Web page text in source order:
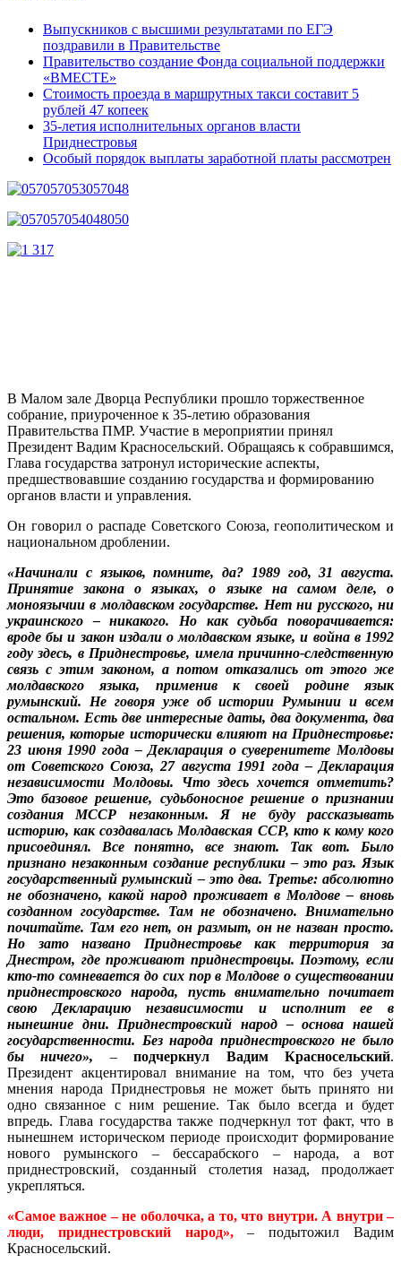
Выпускников с высшими результатами по ЕГЭ
поздравили в Правительстве
Правительство создание Фонда социальной поддержки
«ВМЕСТЕ»
Стоимость проезда в маршрутных такси составит 5
рублей 47 копеек
35-летия исполнительных органов власти
Приднестровья
Особый порядок выплаты заработной платы рассмотрен
В Малом зале Дворца Республики прошло торжественное
собрание, приуроченное к 35-летию образования
Правительства ПМР. Участие в мероприятии принял
Президент Вадим Красносельский. Обращаясь к собравшимся,
Глава государства затронул исторические аспекты,
предшествовавшие созданию государства и формированию
органов власти и управления.
Он говорил о распаде Советского Союза, геополитическом и
национальном дроблении.
«Начинали с языков, помните, да? 1989 год, 31 августа.
Принятие закона о языках, о языке на самом деле, о
моноязычии в молдавском государстве. Нет ни русского, ни
украинского – никакого. Но как судьба поворачивается:
вроде бы и закон издали о молдавском языке, и война в 1992
году здесь, в Приднестровье, имела причинно-следственную
связь с этим законом, а потом отказались от этого же
молдавского языка, применив к своей родине язык
румынский. Не говоря уже об истории Румынии и всем
остальном. Есть две интересные даты, два документа, два
решения, которые исторически влияют на Приднестровье:
23 июня 1990 года – Декларация о суверенитете Молдовы
от Советского Союза, 27 августа 1991 года – Декларация
независимости Молдовы. Что здесь хочется отметить?
Это базовое решение, судьбоносное решение о признании
создания МССР незаконным. Я не буду рассказывать
историю, как создавалась Молдавская ССР, кто к кому кого
присоединял. Все понятно, все знают. Так вот. Было
признано незаконным создание республики – это раз. Язык
государственный румынский – это два. Третье: абсолютно
не обозначено, какой народ проживает в Молдове – вновь
созданном государстве. Там не обозначено. Внимательно
почитайте. Там его нет, он размыт, он не назван просто.
Но зато названо Приднестровье как территория за
Днестром, где проживают приднестровцы. Поэтому, если
кто-то сомневается до сих пор в Молдове о существовании
приднестровского народа, пусть внимательно почитает
свою Декларацию независимости и исполнит ее в
нынешние дни. Приднестровский народ – основа нашей
государственности. Без народа приднестровского не было
бы ничего», –подчеркнул Вадим Красносельский.
Президент акцентировал внимание на том, что без учета
мнения народа Приднестровья не может быть принято ни
одно связанное с ним решение. Так было всегда и будет
впредь. Глава государства также подчеркнул тот факт, что в
нынешнем историческом периоде происходит формирование
нового румынского – бессарабского – народа, а вот
приднестровский, созданный столетия назад, продолжает
укрепляться.
«Самое важное – не оболочка, а то, что внутри. А внутри –
люди, приднестровский народ»,
– подытожил Вадим
Красносельский.